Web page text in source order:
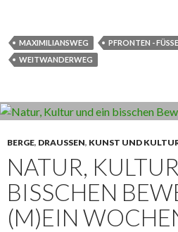
MAXIMILIANSWEG PFRONTEN -
WEITWANDERWEG
BERGE, DRAUSSEN , KUNST UND
NATUR,
BISSCHEN
(M)EIN